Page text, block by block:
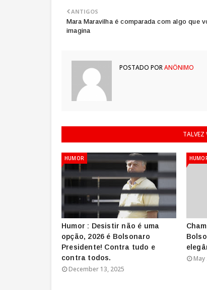
ANTIGOS
Mara Maravilha é comparada com algo que
imagina
POSTADO PORANÔNIMO
TALVEZ
HUMOR
Humor : Desistir não é uma
opção, 2026 é Bolsonaro
Presidente! Contra tudo e
contra todos.
December 13, 2025
May